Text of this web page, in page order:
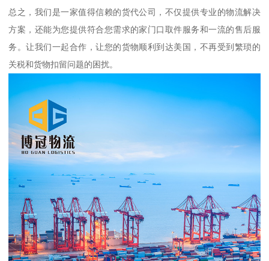
总之，我们是一家值得信赖的货代公司，不仅提供专业的物流解决
方案，还能为您提供符合您需求的家门口取件服务和一流的售后服
务。让我们一起合作，让您的货物顺利到达美国，不再受到繁琐的
关税和货物扣留问题的困扰。